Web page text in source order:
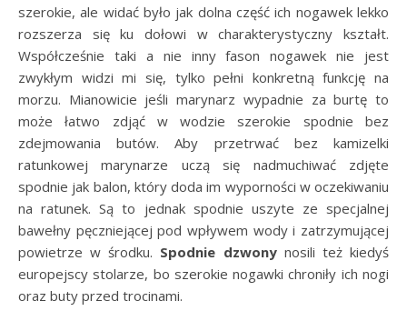
szerokie, ale widać było jak dolna część ich nogawek lekko
rozszerza się ku dołowi w charakterystyczny kształt.
Współcześnie taki a nie inny fason nogawek nie jest
zwykłym widzi mi się, tylko pełni konkretną funkcję na
morzu. Mianowicie jeśli marynarz wypadnie za burtę to
może łatwo zdjąć w wodzie szerokie spodnie bez
zdejmowania butów. Aby przetrwać bez kamizelki
ratunkowej marynarze uczą się nadmuchiwać zdjęte
spodnie jak balon, który doda im wyporności w oczekiwaniu
na ratunek. Są to jednak spodnie uszyte ze specjalnej
bawełny pęczniejącej pod wpływem wody i zatrzymującej
powietrze w środku. Spodnie dzwonynosili też kiedyś
europejscy stolarze, bo szerokie nogawki chroniły ich nogi
oraz buty przed trocinami.